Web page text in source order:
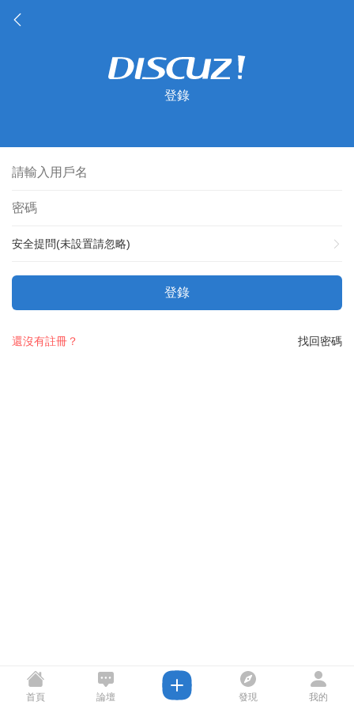
登錄
安全提問(未設置請忽略)
登錄
找回密碼
還沒有註冊？
首頁 論壇 發現 我的